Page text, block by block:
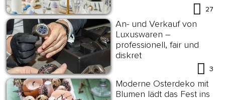
27
An- und Verkauf von
Luxuswaren –
professionell, fair und
diskret
3
Moderne Osterdeko mit
Blumen lädt das Fest ins